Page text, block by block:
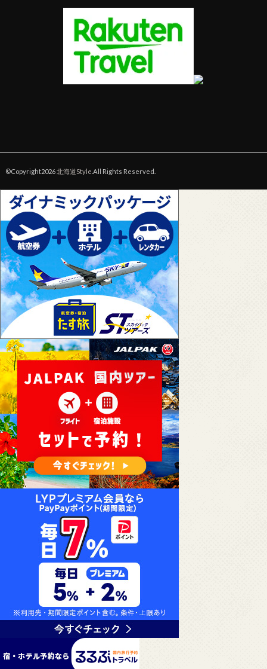
©Copyright2026北海道Style .All Rights Reserved.